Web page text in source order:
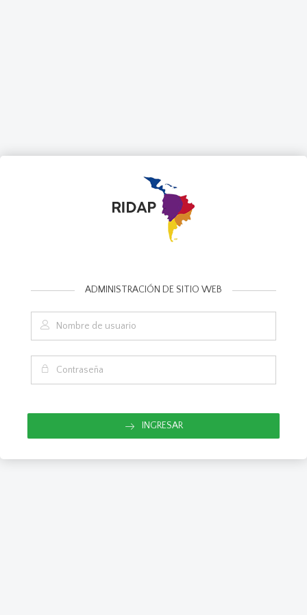
ADMINISTRACIÓN DE SITIO WEB
INGRESAR